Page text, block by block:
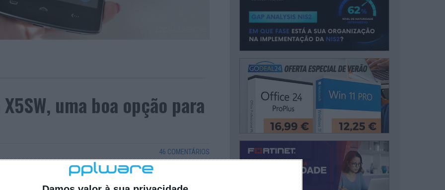
uma boa opção para
46 COMENTÁRIOS
as funcionalidades a melhorar e os preços a
este brinquedo, ou ferramenta de trabalho,